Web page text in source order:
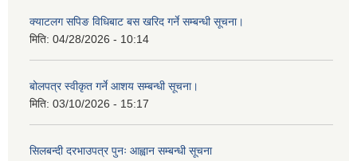
क्याटलग सपिङ विधिबाट बस खरिद गर्ने सम्बन्धी सूचना।
मिति: 04/28/2026 - 10:14
बोलपत्र स्वीकृत गर्ने आशय सम्बन्धी सूचना।
मिति: 03/10/2026 - 15:17
सिलबन्दी दरभाउपत्र पुनः आह्वान सम्बन्धी सूचना